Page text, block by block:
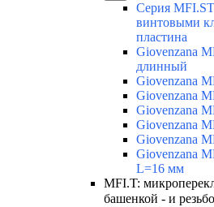
Серия
винтовыми
пластина
Giovenzana
длинный
Giovenzana
Giovenzana
Giovenzana
Giovenzana
Giovenzana
Giovenzana
L=16 мм
MFI.T:
башенкой - и